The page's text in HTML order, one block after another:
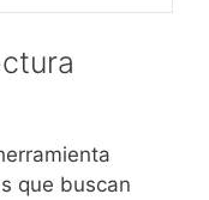
que buscan